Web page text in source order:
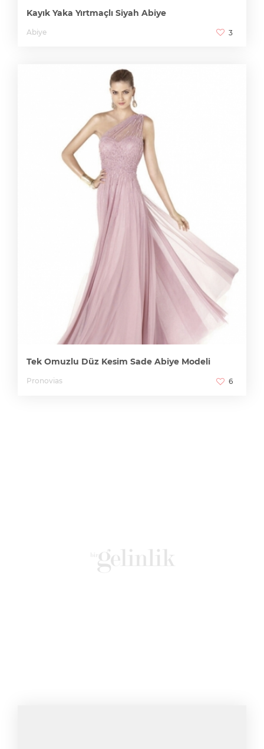
Kayık Yaka Yırtmaçlı Siyah Abiye
Abiye 3
Tek Omuzlu Düz Kesim Sade Abiye Modeli
Pronovias 6